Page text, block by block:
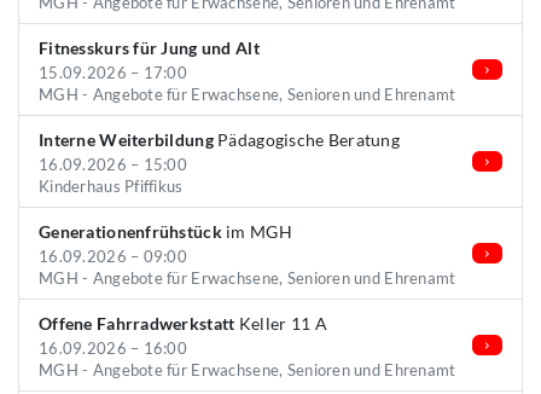
Fitnesskurs für Jung und Alt
15.09.2026 – 17:00
MGH - Angebote für Erwachsene, Senioren und Ehrenamt
Interne WeiterbildungPädagogische Beratung
16.09.2026 – 15:00
Kinderhaus Pfiffikus
Generationenfrühstückim MGH
16.09.2026 – 09:00
MGH - Angebote für Erwachsene, Senioren und Ehrenamt
Offene Fahrradwerkstatt Keller 11 A
16.09.2026 – 16:00
MGH - Angebote für Erwachsene, Senioren und Ehrenamt